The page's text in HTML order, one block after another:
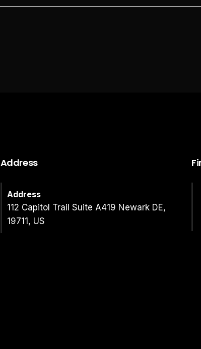
Address
Address
112 Capitol Trail Suite A419 Newark DE,
19711, US